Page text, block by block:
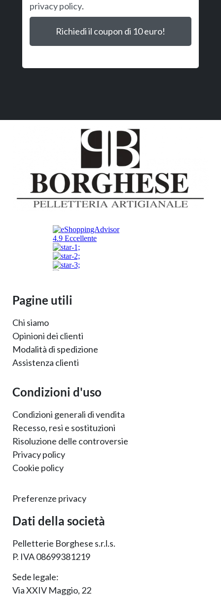
privacy policy.
Richiedi il coupon di 10 euro!
Pagine utili
Chi siamo
Opinioni dei clienti
Modalità di spedizione
Assistenza clienti
Condizioni d'uso
Condizioni generali di vendita
Recesso, resi e sostituzioni
Risoluzione delle controversie
Privacy policy
Cookie policy
Preferenze privacy
Dati della società
Pelletterie Borghese s.r.l.s.
P. IVA 08699381219
Sede legale:
Via XXIV Maggio, 22